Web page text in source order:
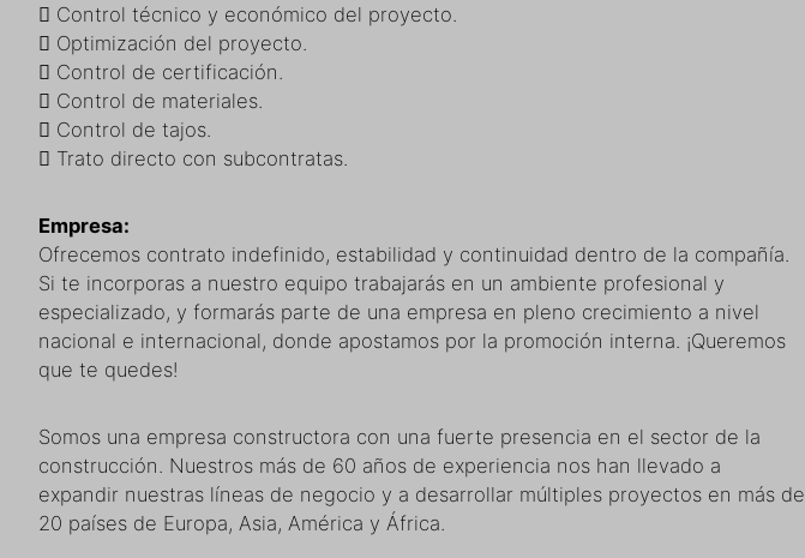
 Control técnico y económico del proyecto.
 Optimización del proyecto.
 Control de certificación.
 Control de materiales.
 Control de tajos.
 Trato directo con subcontratas.
Empresa:
Ofrecemos contrato indefinido, estabilidad y continuidad dentro de la compañía.
Si te incorporas a nuestro equipo trabajarás en un ambiente profesional y
especializado, y formarás parte de una empresa en pleno crecimiento a nivel
nacional e internacional, donde apostamos por la promoción interna. ¡Queremos
que te quedes!
Somos una empresa constructora con una fuerte presencia en el sector de la
construcción. Nuestros más de 60 años de experiencia nos han llevado a
expandir nuestras líneas de negocio y a desarrollar múltiples proyectos en más de
20 países de Europa, Asia, América y África.